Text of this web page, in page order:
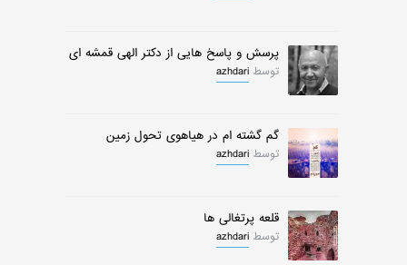
پرسش و پاسخ هایی از دکتر الهی قمشه ای
توسطazhdari
گم گشته ام در هیاهوی تحول زمین
توسطazhdari
قلعه پرتغالی ها
توسطazhdari